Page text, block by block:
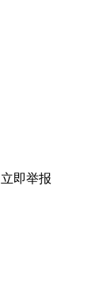
立即举报